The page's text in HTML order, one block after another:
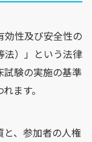
効性及び安全性の
法）」という法律
試験の実施の基準
ます。
と、参加者の人権